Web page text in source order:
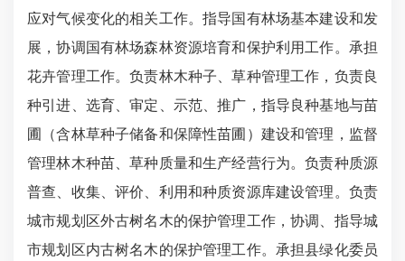
应对气候变化的相关工作。指导国有林场基本建设和发
展，协调国有林场森林资源培育和保护利用工作。承担
花卉管理工作。负责林木种子、草种管理工作，负责良
种引进、选育、审定、示范、推广，指导良种基地与苗
圃（含林草种子储备和保障性苗圃）建设和管理，监督
管理林木种苗、草种质量和生产经营行为。负责种质源
普查、收集、评价、利用和种质资源库建设管理。负责
城市规划区外古树名木的保护管理工作，协调、指导城
市规划区内古树名木的保护管理工作。承担县绿化委员